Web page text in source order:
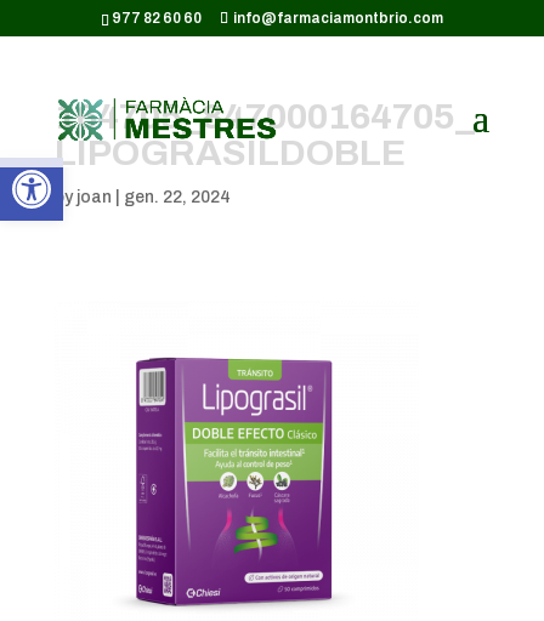
Obre la barra d'eines
CODI GOOGLE ANALYTICS:
977 82 60 60 info@farmaciamontbrio.com
164705_847000164705_
LIPOGRASILDOBLE
by joan gen. 22, 2024